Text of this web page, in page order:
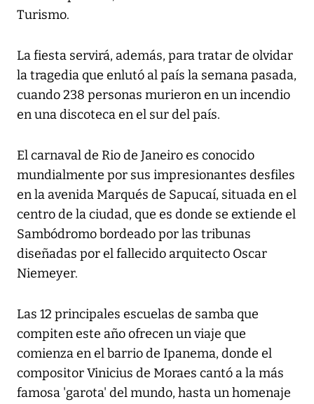
Turismo.
La fiesta servirá, además, para tratar de olvidar
la tragedia que enlutó al país la semana pasada,
cuando 238 personas murieron en un incendio
en una discoteca en el sur del país.
El carnaval de Rio de Janeiro es conocido
mundialmente por sus impresionantes desfiles
en la avenida Marqués de Sapucaí, situada en el
centro de la ciudad, que es donde se extiende el
Sambódromo bordeado por las tribunas
diseñadas por el fallecido arquitecto Oscar
Niemeyer.
Las 12 principales escuelas de samba que
compiten este año ofrecen un viaje que
comienza en el barrio de Ipanema, donde el
compositor Vinicius de Moraes cantó a la más
famosa 'garota' del mundo, hasta un homenaje